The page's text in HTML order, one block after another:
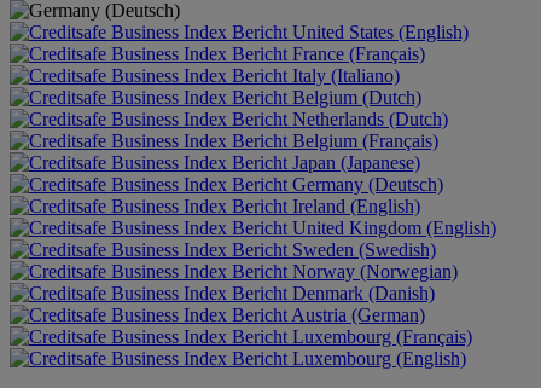
United States (English)
France (Français)
Italy (Italiano)
Belgium (Dutch)
Netherlands (Dutch)
Belgium (Français)
Japan (Japanese)
Germany (Deutsch)
Ireland (English)
United Kingdom (English)
Sweden (Swedish)
Norway (Norwegian)
Denmark (Danish)
Austria (German)
Luxembourg (Français)
Luxembourg (English)